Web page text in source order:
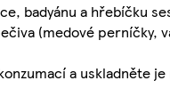
badyánu a hřebíčku
(medové perníčky,
a uskladněte